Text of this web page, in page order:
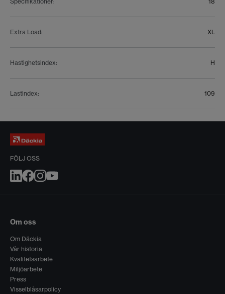
Extra Load: XL
Hastighetsindex: H
Lastindex: 109
FÖLJ OSS
Om oss
Om Däckia
Vår historia
Kvalitetsarbete
Miljöarbete
Press
Visselblåsarpolicy